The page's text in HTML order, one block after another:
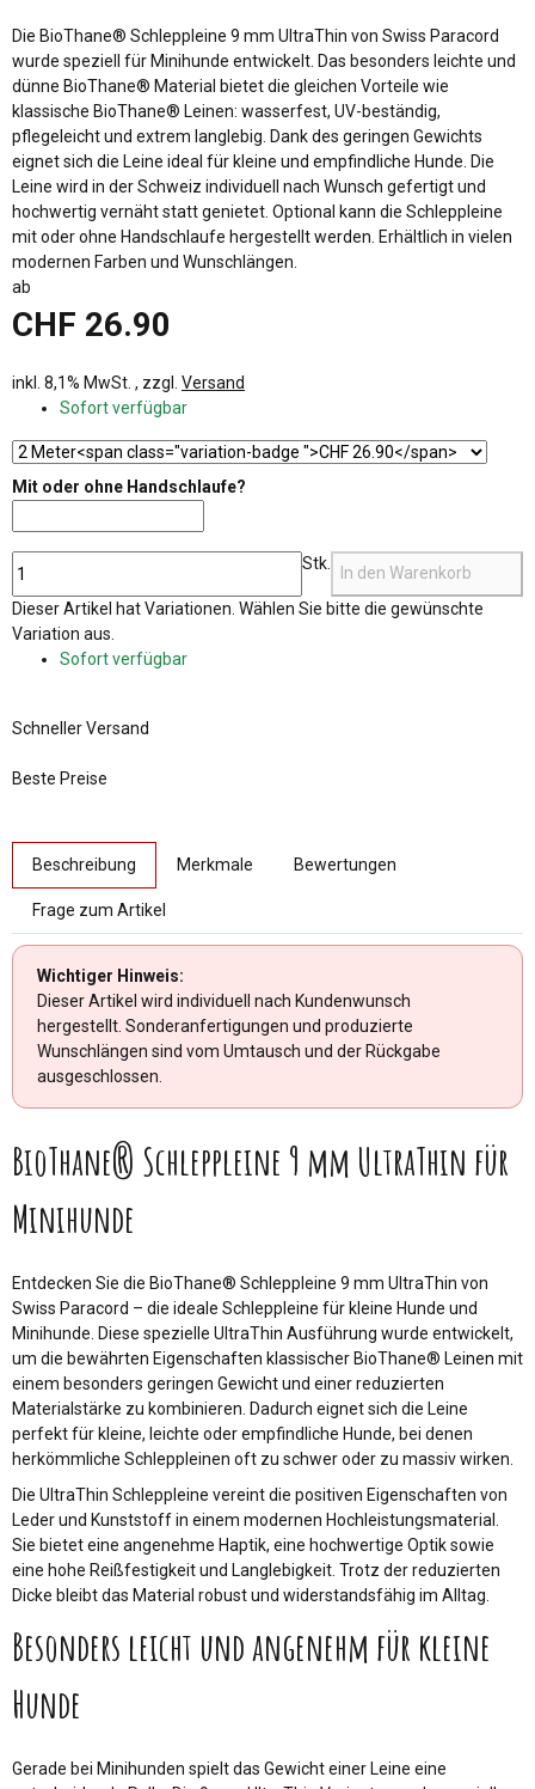
Die BioThane® Schleppleine 9 mm UltraThin von Swiss Paracord
wurde speziell für Minihunde entwickelt. Das besonders leichte und
dünne BioThane® Material bietet die gleichen Vorteile wie
klassische BioThane® Leinen: wasserfest, UV-beständig,
pflegeleicht und extrem langlebig. Dank des geringen Gewichts
eignet sich die Leine ideal für kleine und empfindliche Hunde. Die
Leine wird in der Schweiz individuell nach Wunsch gefertigt und
hochwertig vernäht statt genietet. Optional kann die Schleppleine
mit oder ohne Handschlaufe hergestellt werden. Erhältlich in vielen
modernen Farben und Wunschlängen.
ab
CHF 26.90
inkl. 8,1% MwSt. , zzgl. Versand
Sofort verfügbar
Mit oder ohne Handschlaufe?
Stk.
In den Warenkorb
xDieser Artikel hat Variationen. Wählen Sie bitte die gewünschte
Variation aus.
Sofort verfügbar
Schneller Versand
Beste Preise
Beschreibung Merkmale Bewertungen
Frage zum Artikel
Wichtiger Hinweis:
Dieser Artikel wird individuell nach Kundenwunsch
hergestellt. Sonderanfertigungen und produzierte
Wunschlängen sind vom Umtausch und der Rückgabe
ausgeschlossen.
BioThane® Schleppleine 9 mm UltraThin für
Minihunde
Entdecken Sie die BioThane® Schleppleine 9 mm UltraThin von
Swiss Paracord – die ideale Schleppleine für kleine Hunde und
Minihunde. Diese spezielle UltraThin Ausführung wurde entwickelt,
um die bewährten Eigenschaften klassischer BioThane® Leinen mit
einem besonders geringen Gewicht und einer reduzierten
Materialstärke zu kombinieren. Dadurch eignet sich die Leine
perfekt für kleine, leichte oder empfindliche Hunde, bei denen
herkömmliche Schleppleinen oft zu schwer oder zu massiv wirken.
Die UltraThin Schleppleine vereint die positiven Eigenschaften von
Leder und Kunststoff in einem modernen Hochleistungsmaterial.
Sie bietet eine angenehme Haptik, eine hochwertige Optik sowie
eine hohe Reißfestigkeit und Langlebigkeit. Trotz der reduzierten
Dicke bleibt das Material robust und widerstandsfähig im Alltag.
Besonders leicht und angenehm für kleine
Hunde
Gerade bei Minihunden spielt das Gewicht einer Leine eine